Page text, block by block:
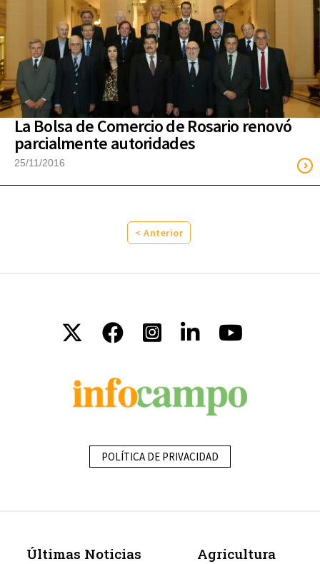
La Bolsa de Comercio de Rosario renovó
parcialmente autoridades
25/11/2016
< Anterior
POLÍTICA DE PRIVACIDAD
Últimas Noticias
Agricultura